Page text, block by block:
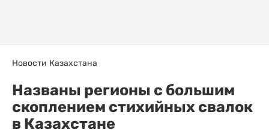
Новости Казахстана
Названы регионы с большим
скоплением стихийных свалок
в Казахстане